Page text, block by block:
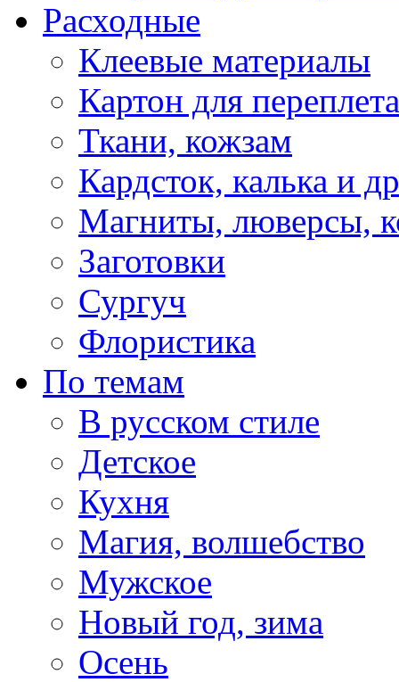
Расходные
Клеевые материалы
Картон для переплета
Ткани, кожзам
Кардсток, калька и
Магниты, люверсы,
Заготовки
Сургуч
Флористика
По темам
В русском стиле
Детское
Кухня
Магия, волшебство
Мужское
Новый год, зима
Осень